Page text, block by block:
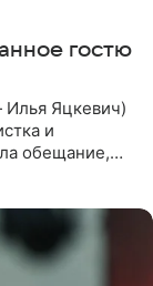
гостю
Яцкевич)
и
обещание,